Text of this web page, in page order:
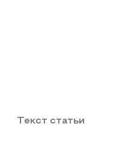
Текст статьи